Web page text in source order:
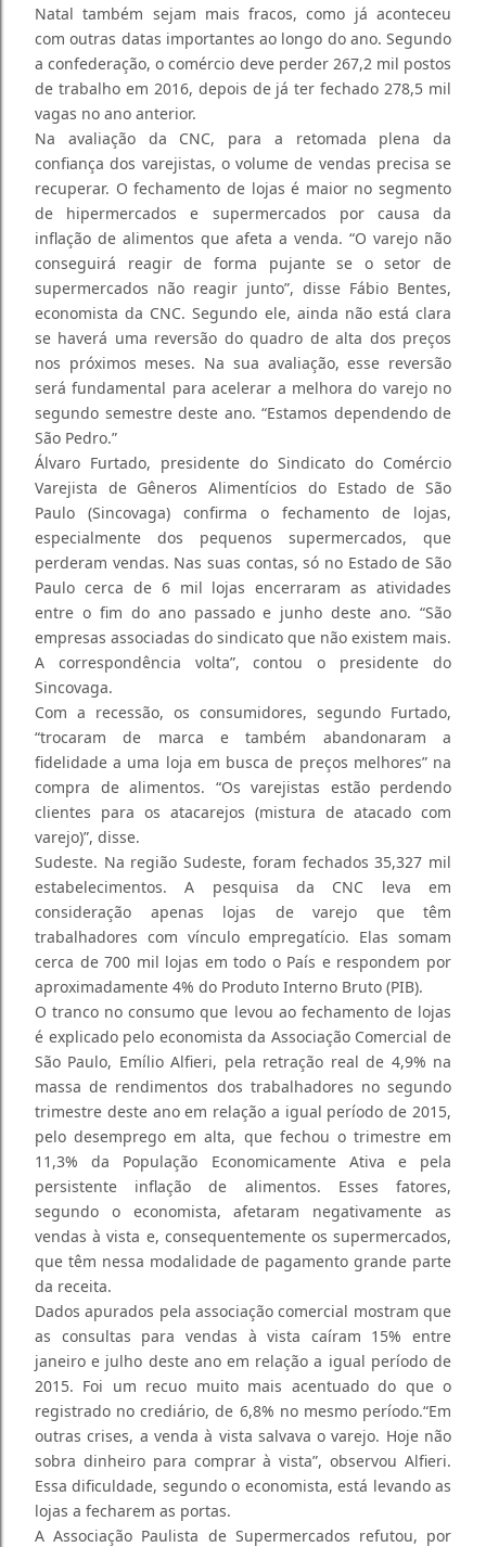
Natal também sejam mais fracos, como já aconteceu
com outras datas importantes ao longo do ano. Segundo
a confederação, o comércio deve perder 267,2 mil postos
de trabalho em 2016, depois de já ter fechado 278,5 mil
vagas no ano anterior.
Na avaliação da CNC, para a retomada plena da
confiança dos varejistas, o volume de vendas precisa se
recuperar. O fechamento de lojas é maior no segmento
de hipermercados e supermercados por causa da
inflação de alimentos que afeta a venda. “O varejo não
conseguirá reagir de forma pujante se o setor de
supermercados não reagir junto”, disse Fábio Bentes,
economista da CNC. Segundo ele, ainda não está clara
se haverá uma reversão do quadro de alta dos preços
nos próximos meses. Na sua avaliação, esse reversão
será fundamental para acelerar a melhora do varejo no
segundo semestre deste ano. “Estamos dependendo de
São Pedro.”
Álvaro Furtado, presidente do Sindicato do Comércio
Varejista de Gêneros Alimentícios do Estado de São
Paulo (Sincovaga) confirma o fechamento de lojas,
especialmente dos pequenos supermercados, que
perderam vendas. Nas suas contas, só no Estado de São
Paulo cerca de 6 mil lojas encerraram as atividades
entre o fim do ano passado e junho deste ano. “São
empresas associadas do sindicato que não existem mais.
A correspondência volta”, contou o presidente do
Sincovaga.
Com a recessão, os consumidores, segundo Furtado,
“trocaram de marca e também abandonaram a
fidelidade a uma loja em busca de preços melhores” na
compra de alimentos. “Os varejistas estão perdendo
clientes para os atacarejos (mistura de atacado com
varejo)”, disse.
Sudeste. Na região Sudeste, foram fechados 35,327 mil
estabelecimentos. A pesquisa da CNC leva em
consideração apenas lojas de varejo que têm
trabalhadores com vínculo empregatício. Elas somam
cerca de 700 mil lojas em todo o País e respondem por
aproximadamente 4% do Produto Interno Bruto (PIB).
O tranco no consumo que levou ao fechamento de lojas
é explicado pelo economista da Associação Comercial de
São Paulo, Emílio Alfieri, pela retração real de 4,9% na
massa de rendimentos dos trabalhadores no segundo
trimestre deste ano em relação a igual período de 2015,
pelo desemprego em alta, que fechou o trimestre em
11,3% da População Economicamente Ativa e pela
persistente inflação de alimentos. Esses fatores,
segundo o economista, afetaram negativamente as
vendas à vista e, consequentemente os supermercados,
que têm nessa modalidade de pagamento grande parte
da receita.
Dados apurados pela associação comercial mostram que
as consultas para vendas à vista caíram 15% entre
janeiro e julho deste ano em relação a igual período de
2015. Foi um recuo muito mais acentuado do que o
registrado no crediário, de 6,8% no mesmo período.“Em
outras crises, a venda à vista salvava o varejo. Hoje não
sobra dinheiro para comprar à vista”, observou Alfieri.
Essa dificuldade, segundo o economista, está levando as
lojas a fecharem as portas.
A Associação Paulista de Supermercados refutou, por